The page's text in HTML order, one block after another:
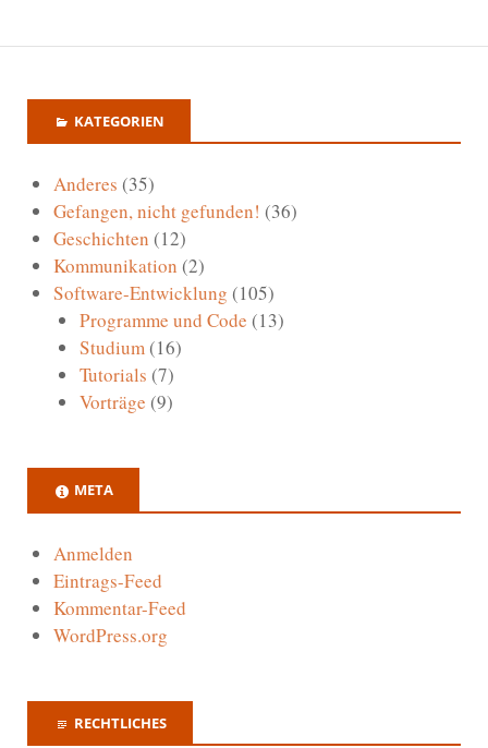
KATEGORIEN
Anderes (35)
Gefangen, nicht gefunden! (36)
Geschichten (12)
Kommunikation (2)
Software-Entwicklung (105)
Programme und Code (13)
Studium(16)
Tutorials (7)
Vorträge (9)
META
Anmelden
Eintrags-Feed
Kommentar-Feed
WordPress.org
RECHTLICHES